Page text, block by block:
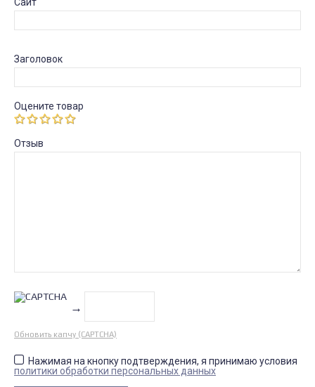
Сайт
Заголовок
Оцените товар
Отзыв
→
Обновить капчу (CAPTCHA)
Нажимая на кнопку подтверждения, я принимаю условия
политики обработки персональных данных